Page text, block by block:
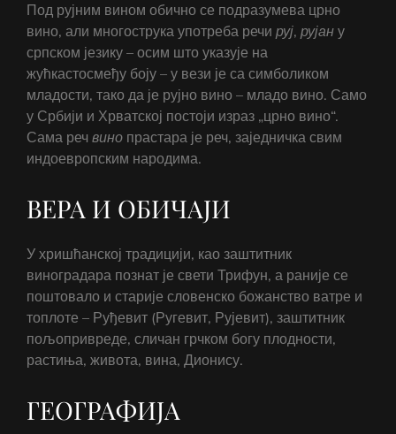
Под рујним вином обично се подразумева црно
вино, али многострука употреба речи руј, рујан у
српском језику – осим што указује на
жућкастосмеђу боју – у вези је са симболиком
младости, тако да је рујно вино – младо вино. Само
у Србији и Хрватској постоји израз „црно вино“.
Сама реч вино прастара је реч, заједничка свим
индоевропским народима.
ВЕРА И ОБИЧАЈИ
У хришћанској традицији, као заштитник
виноградара познат је свети Трифун, а раније се
поштовало и старије словенско божанство ватре и
топлоте – Руђевит (Ругевит, Рујевит), заштитник
пољопривреде, сличан грчком богу плодности,
растиња, живота, вина, Дионису.
ГЕОГРАФИЈА